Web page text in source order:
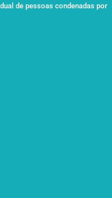
de pessoas condenadas por